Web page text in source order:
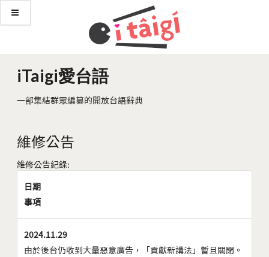
iTaigi愛台語
一部集結群眾編纂的開放台語辭典
維修公告
維修公告紀錄:
日期
事項
2024.11.29
由於後台仍收到大量惡意廣告，「貢獻新講法」暫且關閉。